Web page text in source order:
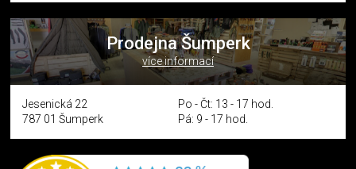
Prodejna Šumperk
více informací
Jesenická 22
787 01 Šumperk
Po - Čt: 13 - 17 hod.
Pá: 9 - 17 hod.